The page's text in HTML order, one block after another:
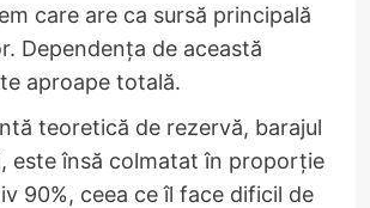
care are ca sursă principală
Dependența de această
aproape totală.
teoretică de rezervă, barajul
este însă colmatat în proporție
90%, ceea ce îl face dificil de